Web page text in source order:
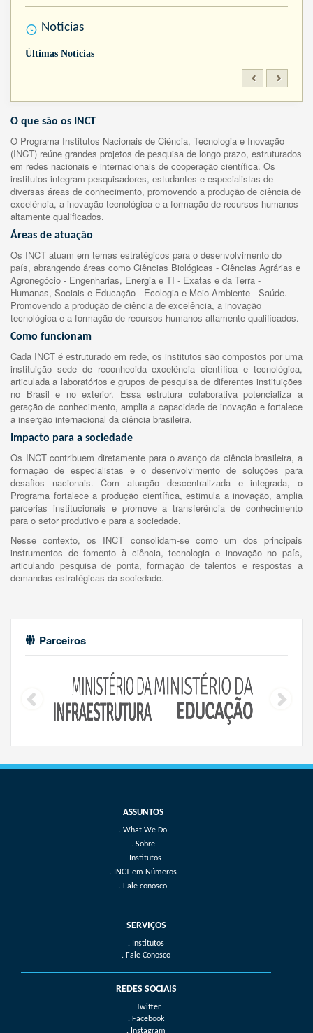
Notícias
Últimas Notícias
O que são os INCT
O Programa Institutos Nacionais de Ciência, Tecnologia e Inovação
(INCT) reúne grandes projetos de pesquisa de longo prazo, estruturados
em redes nacionais e internacionais de cooperação científica. Os
institutos integram pesquisadores, estudantes e especialistas de
diversas áreas de conhecimento, promovendo a produção de ciência de
excelência, a inovação tecnológica e a formação de recursos humanos
altamente qualificados.
Áreas de atuação
Os INCT atuam em temas estratégicos para o desenvolvimento do
país, abrangendo áreas como Ciências Biológicas - Ciências Agrárias e
Agronegócio - Engenharias, Energia e TI - Exatas e da Terra -
Humanas, Sociais e Educação - Ecologia e Meio Ambiente - Saúde.
Promovendo a produção de ciência de excelência, a inovação
tecnológica e a formação de recursos humanos altamente qualificados.
Como funcionam
Cada INCT é estruturado em rede, os institutos são compostos por uma
instituição sede de reconhecida excelência científica e tecnológica,
articulada a laboratórios e grupos de pesquisa de diferentes instituições
no Brasil e no exterior. Essa estrutura colaborativa potencializa a
geração de conhecimento, amplia a capacidade de inovação e fortalece
a inserção internacional da ciência brasileira.
Impacto para a sociedade
Os INCT contribuem diretamente para o avanço da ciência brasileira, a
formação de especialistas e o desenvolvimento de soluções para
desafios nacionais. Com atuação descentralizada e integrada, o
Programa fortalece a produção científica, estimula a inovação, amplia
parcerias institucionais e promove a transferência de conhecimento
para o setor produtivo e para a sociedade.
Nesse contexto, os INCT consolidam-se como um dos principais
instrumentos de fomento à ciência, tecnologia e inovação no país,
articulando pesquisa de ponta, formação de talentos e respostas a
demandas estratégicas da sociedade.
Parceiros
What We Do
Sobre
Institutos
INCT em Números
Fale conosco
SERVIÇOS
. Institutos
. Fale Conosco
REDES SOCIAIS
. Twitter
. Facebook
. Instagram